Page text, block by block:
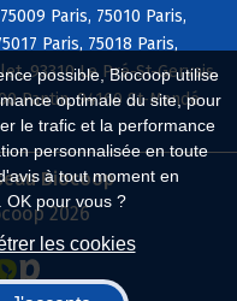
possible, Biocoop utilise
optimale du site, pour
le trafic et la performance
personnalisée en toute
à tout moment en
OK pour vous ?
les cookies
Paris, 75010 Paris,
Paris, 75018 Paris,
93310 Le Pré-St-Gervais,
Pantin, 94160 St-Mandé
Biocoop
2026